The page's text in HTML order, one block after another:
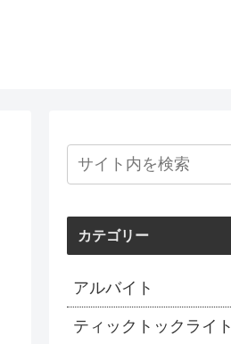
カテゴリー
アルバイト
ティックトックライト